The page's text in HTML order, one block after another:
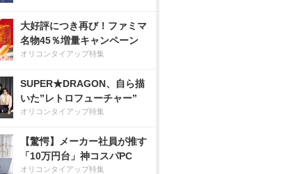
大好評につき再び！ファミマ
名物45％増量キャンペーン
オリコンタイアップ特集
SUPER★DRAGON、自ら描
いた”レトロフューチャー”
オリコンタイアップ特集
【驚愕】メーカー社員が推す
「10万円台」神コスパPC
オリコンタイアップ特集